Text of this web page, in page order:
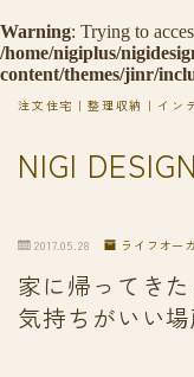
Warning: Trying to
/home/nigiplus/
content/themes/jinr/
NIGI DESIGN
注文住宅｜整理収納｜イン
2017.05.28 ライフオー
家に帰ってき
気持ちがいい場